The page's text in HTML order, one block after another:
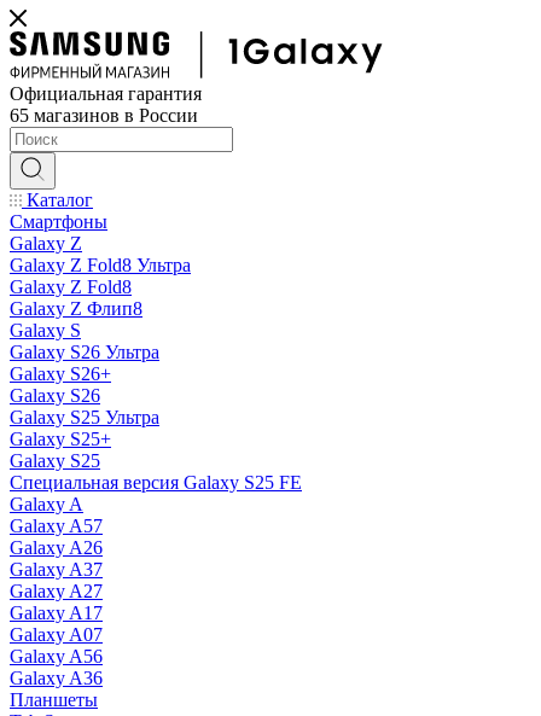
Официальная гарантия
65 магазинов в России
Каталог
Смартфоны
Galaxy Z
Galaxy Z Fold8 Ультра
Galaxy Z Fold8
Galaxy Z Флип8
Galaxy S
Galaxy S26 Ультра
Galaxy S26+
Galaxy S26
Galaxy S25 Ультра
Galaxy S25+
Galaxy S25
Специальная версия Galaxy S25 FE
Galaxy A
Galaxy A57
Galaxy A26
Galaxy A37
Galaxy A27
Galaxy A17
Galaxy A07
Galaxy A56
Galaxy A36
Планшеты